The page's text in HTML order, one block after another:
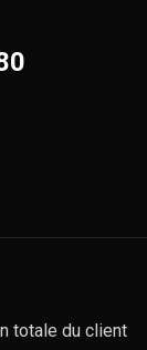
totale du client